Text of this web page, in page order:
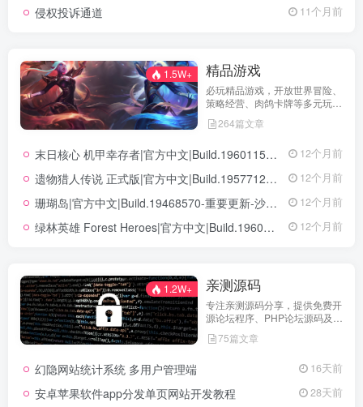
侵权投诉通道 11个月前
1.5W+ 精品游戏
必玩精品游戏，开放世界冒险、
策略经营、肉鸽卡牌等多元玩
264篇文章
末日核心 机甲幸存者|官方中文|Build.19601158|解压即撸| 12个月前
遗物猎人传说 正式版|官方中文|Build.19577129+全DLC|解压即撸| 12个月前
珊瑚岛|官方中文|Build.19468570-重要更新-沙盒|解压即撸| 12个月前
绿林英雄 Forest Heroes|官方中文|Build.19609351+全DLC|解压即撸| 12个月前
1.2W+ 亲测源码
专注亲测源码分享，提供免费开
源论坛程序、PHP论坛源码及论
实际测试可用，助力快速搭建稳
75篇文章
幻隐网站统计系统 多用户管理端 16天前
安卓苹果软件app分发单页网站开发教程 28天前